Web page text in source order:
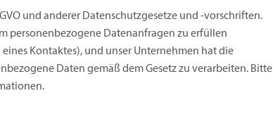
und anderer Datenschutzgesetze und -vorschriften.
personenbezogene Datenanfragen zu erfüllen
Kontaktes), und unser Unternehmen hat die
Daten gemäß dem Gesetz zu verarbeiten. Bitte